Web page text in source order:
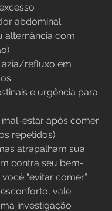
abdominal
alternância com
azia/refluxo em
e urgência para
mal-estar após comer
repetidos)
atrapalham sua
contra seu bem-
“evitar comer”
vale
investigação